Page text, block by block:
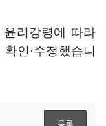
리강령에 따라
인·수정했습니